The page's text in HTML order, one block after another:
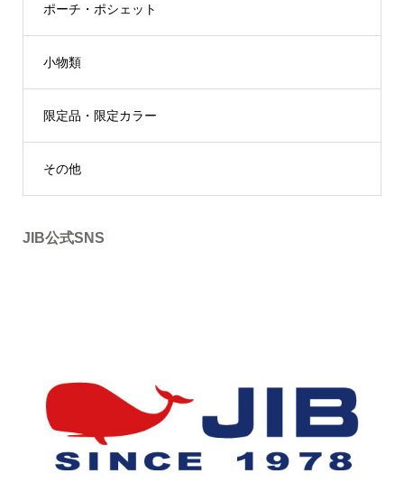
ポーチ・ポシェット
小物類
限定品・限定カラー
その他
JIB公式SNS